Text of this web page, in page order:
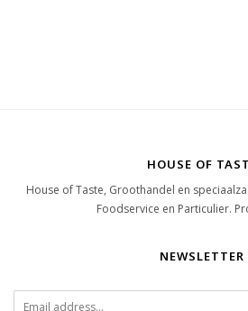
HOUSE OF
House of Taste, Groothandel en
Foodservice en Particulier.
NEWSLETTER